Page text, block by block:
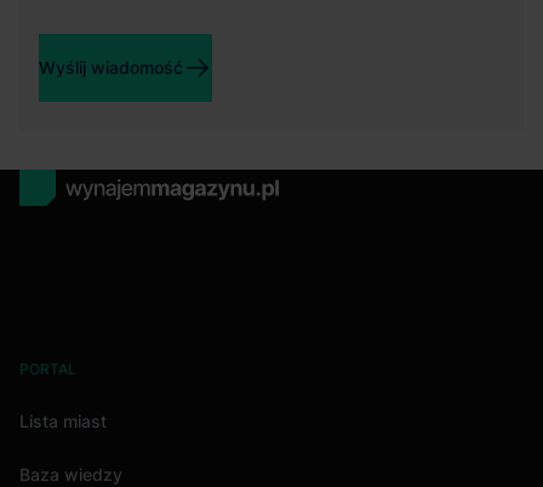
Wyślij wiadomość
PORTAL
Lista miast
Baza wiedzy